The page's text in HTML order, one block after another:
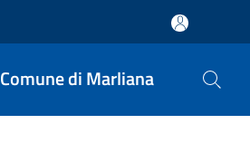
Comune di Marliana